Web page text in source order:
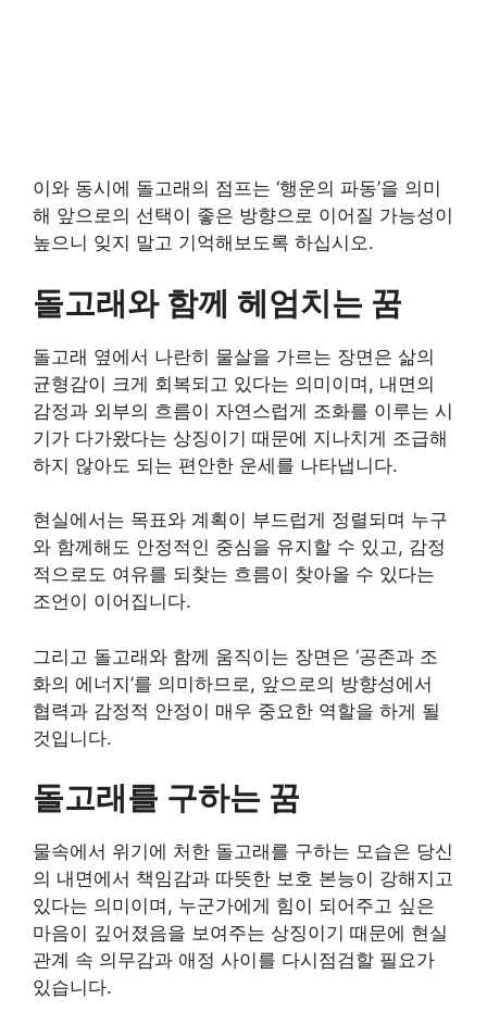
이와 동시에 돌고래의 점프는 ‘행운의 파동’을 의미
해 앞으로의 선택이 좋은 방향으로 이어질 가능성이
높으니 잊지 말고 기억해보도록 하십시오.
돌고래와 함께 헤엄치는 꿈
돌고래 옆에서 나란히 물살을 가르는 장면은 삶의
균형감이 크게 회복되고 있다는 의미이며, 내면의
감정과 외부의 흐름이 자연스럽게 조화를 이루는 시
기가 다가왔다는 상징이기 때문에 지나치게 조급해
하지 않아도 되는 편안한 운세를 나타냅니다.
현실에서는 목표와 계획이 부드럽게 정렬되며 누구
와 함께해도 안정적인 중심을 유지할 수 있고, 감정
적으로도 여유를 되찾는 흐름이 찾아올 수 있다는
조언이 이어집니다.
그리고 돌고래와 함께 움직이는 장면은 ‘공존과 조
화의 에너지’를 의미하므로, 앞으로의 방향성에서
협력과 감정적 안정이 매우 중요한 역할을 하게 될
것입니다.
돌고래를 구하는 꿈
물속에서 위기에 처한 돌고래를 구하는 모습은 당신
의 내면에서 책임감과 따뜻한 보호 본능이 강해지고
있다는 의미이며, 누군가에게 힘이 되어주고 싶은
마음이 깊어졌음을 보여주는 상징이기 때문에 현실
관계 속 의무감과 애정 사이를 다시점검할 필요가
있습니다.